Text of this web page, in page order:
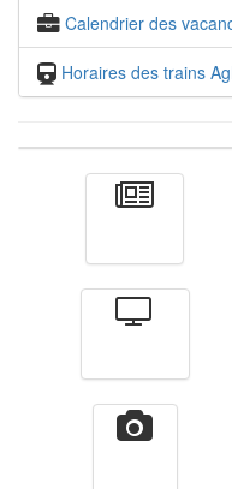
Calendrier des
Horaires des trains